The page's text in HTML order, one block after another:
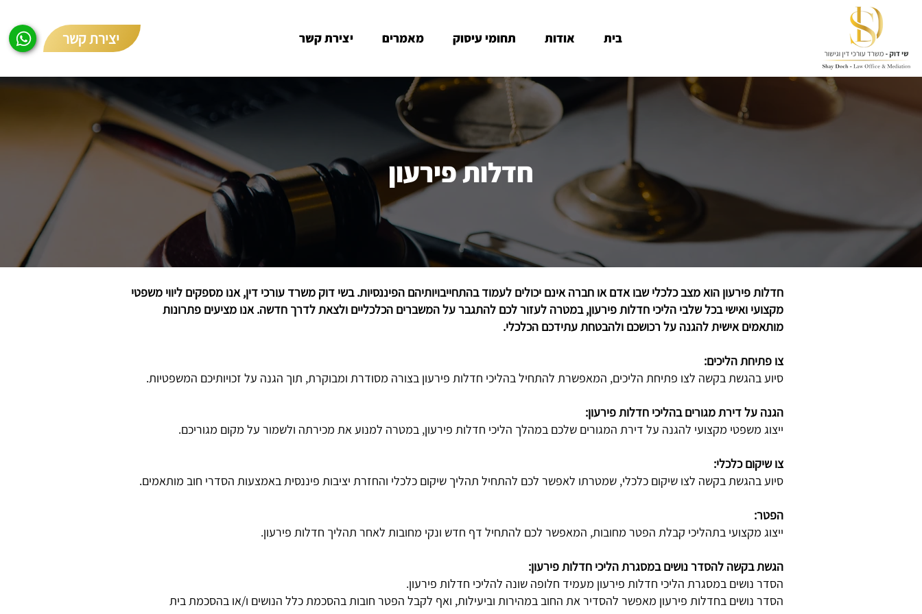
יצירת קשר בית אודות תחומי עיסוק מאמרים יצירת קשר
חדלות פירעון
חדלות פירעון הוא מצב כלכלי שבו אדם או חברה אינם יכולים לעמוד בהתחייבויותיהם הפיננסיות. בשי דוק משרד עורכי דין, אנו מספקים ליווי משפטי
מקצועי ואישי בכל שלבי הליכי חדלות פירעון, במטרה לעזור לכם להתגבר על המשברים הכלכליים ולצאת לדרך חדשה. אנו מציעים פתרונות
מותאמים אישית להגנה על רכושכם ולהבטחת עתידכם הכלכלי.
צו פתיחת הליכים:
סיוע בהגשת בקשה לצו פתיחת הליכים, המאפשרת להתחיל בהליכי חדלות פירעון בצורה מסודרת ומבוקרת, תוך הגנה על זכויותיכם המשפטיות.
הגנה על דירת מגורים בהליכי חדלות פירעון:
ייצוג משפטי מקצועי להגנה על דירת המגורים שלכם במהלך הליכי חדלות פירעון, במטרה למנוע את מכירתה ולשמור על מקום מגוריכם.
צו שיקום כלכלי:
סיוע בהגשת בקשה לצו שיקום כלכלי, שמטרתו לאפשר לכם להתחיל תהליך שיקום כלכלי והחזרת יציבות פיננסית באמצעות הסדרי חוב מותאמים.
הפטר:
ייצוג מקצועי בתהליכי קבלת הפטר מחובות, המאפשר לכם להתחיל דף חדש ונקי מחובות לאחר תהליך חדלות פירעון.
הגשת בקשה להסדר נושים במסגרת הליכי חדלות פירעון:
הסדר נושים במסגרת הליכי חדלות פירעון מעמיד חלופה שונה להליכי חדלות פירעון.
הסדר נושים בחדלות פירעון מאפשר להסדיר את החוב במהירות וביעילות, ואף לקבל הפטר חובות בהסכמת כלל הנושים ו/או בהסכמת בית